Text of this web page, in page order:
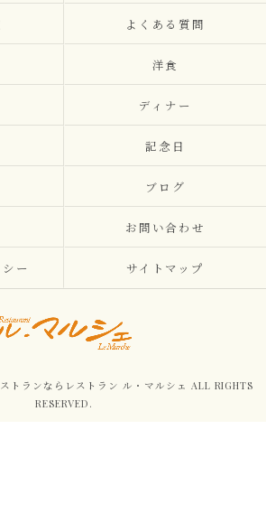
よくある質問
洋食
ディナー
記念日
ブログ
お問い合わせ
ー サイトマップ
トランならレストラン ル・マルシェ ALL RIGHTS
RESERVED.